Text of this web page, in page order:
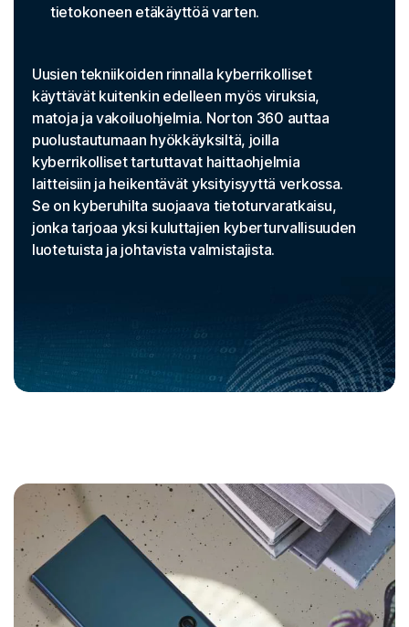
tietokoneen etäkäyttöä varten.
Uusien tekniikoiden rinnalla kyberrikolliset
käyttävät kuitenkin edelleen myös viruksia,
matoja ja vakoiluohjelmia. Norton 360 auttaa
puolustautumaan hyökkäyksiltä, joilla
kyberrikolliset tartuttavat haittaohjelmia
laitteisiin ja heikentävät yksityisyyttä verkossa.
Se on kyberuhilta suojaava tietoturvaratkaisu,
jonka tarjoaa yksi kuluttajien kyberturvallisuuden
luotetuista ja johtavista valmistajista.